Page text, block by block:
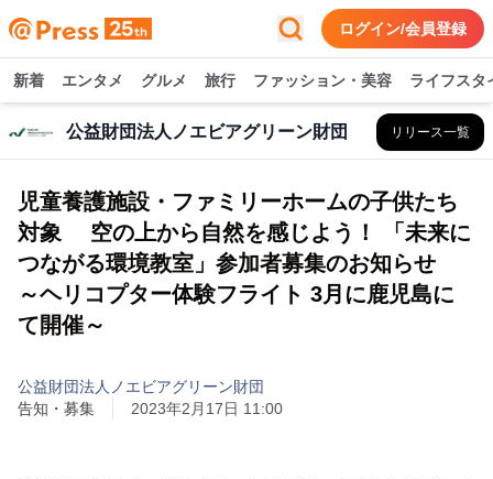
ログイン/会員登録
新着 エンタメ グルメ 旅行 ファッション・美容 ライフスタ
公益財団法人ノエビアグリーン財団 リリース一覧
児童養護施設・ファミリーホームの子供たち
対象 空の上から自然を感じよう！ 「未来に
つながる環境教室」参加者募集のお知らせ
～ヘリコプター体験フライト 3月に鹿児島に
て開催～
公益財団法人ノエビアグリーン財団
告知・募集
2023年2月17日 11:00